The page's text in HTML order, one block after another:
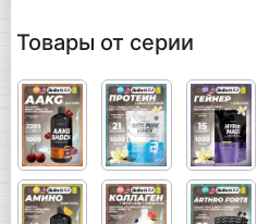
Товары от серии